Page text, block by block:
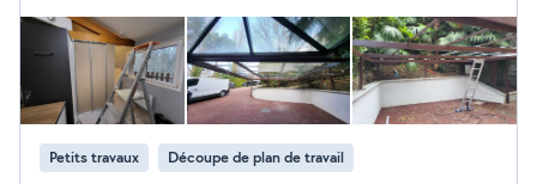
formation complète (CAP Pro Électricité, BAC Pro
MELEC, BTS Électrotechnique), je vous assure des
interventions soignées, conformes aux normes en
vigueur. Intervention rapide Dépannage électrique et
urgences Travail sérieux et professionnel Assurance
décennale Votre sécurité et votre satisfaction sont ma
priorité.
Petits travaux Découpe de plan de travail